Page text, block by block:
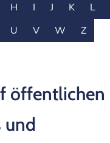
H I J K
L
U V W Z
öffentlichen
und